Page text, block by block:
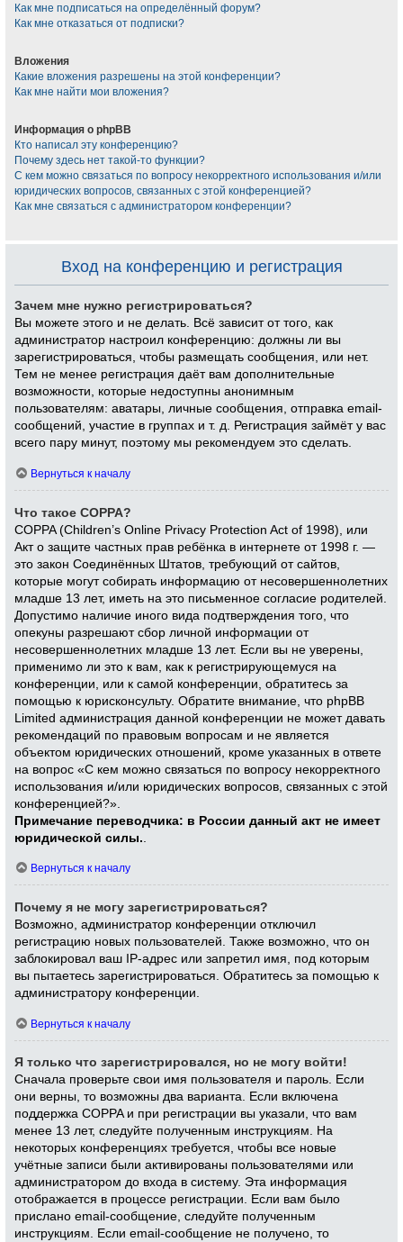
Как мне подписаться на определённый форум?
Как мне отказаться от подписки?
Вложения
Какие вложения разрешены на этой конференции?
Как мне найти мои вложения?
Информация о phpBB
Кто написал эту конференцию?
Почему здесь нет такой-то функции?
С кем можно связаться по вопросу некорректного использования и/или
юридических вопросов, связанных с этой конференцией?
Как мне связаться с администратором конференции?
Вход на конференцию и регистрация
Зачем мне нужно регистрироваться?
Вы можете этого и не делать. Всё зависит от того, как
администратор настроил конференцию: должны ли вы
зарегистрироваться, чтобы размещать сообщения, или нет.
Тем не менее регистрация даёт вам дополнительные
возможности, которые недоступны анонимным
пользователям: аватары, личные сообщения, отправка email-
сообщений, участие в группах и т. д. Регистрация займёт у вас
всего пару минут, поэтому мы рекомендуем это сделать.
Вернуться к началу
Что такое COPPA?
COPPA (Children’s Online Privacy Protection Act of 1998), или
Акт о защите частных прав ребёнка в интернете от 1998 г. —
это закон Соединённых Штатов, требующий от сайтов,
которые могут собирать информацию от несовершеннолетних
младше 13 лет, иметь на это письменное согласие родителей.
Допустимо наличие иного вида подтверждения того, что
опекуны разрешают сбор личной информации от
несовершеннолетних младше 13 лет. Если вы не уверены,
применимо ли это к вам, как к регистрирующемуся на
конференции, или к самой конференции, обратитесь за
помощью к юрисконсульту. Обратите внимание, что phpBB
Limited администрация данной конференции не может давать
рекомендаций по правовым вопросам и не является
объектом юридических отношений, кроме указанных в ответе
на вопрос «С кем можно связаться по вопросу некорректного
использования и/или юридических вопросов, связанных с этой
конференцией?».
Примечание переводчика: в России данный акт не имеет
юридической силы.
Вернуться к началу
Почему я не могу зарегистрироваться?
Возможно, администратор конференции отключил
регистрацию новых пользователей. Также возможно, что он
заблокировал ваш IP-адрес или запретил имя, под которым
вы пытаетесь зарегистрироваться. Обратитесь за помощью к
администратору конференции.
Вернуться к началу
Я только что зарегистрировался, но не могу войти!
Сначала проверьте свои имя пользователя и пароль. Если
они верны, то возможны два варианта. Если включена
поддержка COPPA и при регистрации вы указали, что вам
менее 13 лет, следуйте полученным инструкциям. На
некоторых конференциях требуется, чтобы все новые
учётные записи были активированы пользователями или
администратором до входа в систему. Эта информация
отображается в процессе регистрации. Если вам было
прислано email-сообщение, следуйте полученным
инструкциям. Если email-сообщение не получено, то